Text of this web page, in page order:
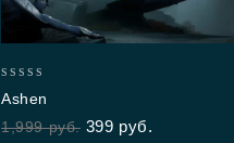
out
of
Ashen
1,999руб. 399 руб.